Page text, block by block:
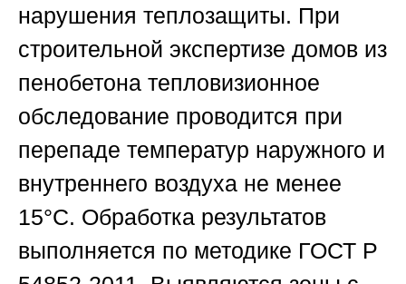
нарушения теплозащиты. При
строительной экспертизе домов из
пенобетона тепловизионное
обследование проводится при
перепаде температур наружного и
внутреннего воздуха не менее
15°С. Обработка результатов
выполняется по методике ГОСТ Р